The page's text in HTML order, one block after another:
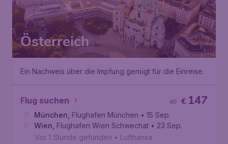
Österreich
Ein Nachweis über die Impfung genügt für die Einreise.
Flug suchen € 147
ab
München Flughafen München • 15 Sep.
Wien Flughafen Wien Schwechat • 23 Sep.
Vor 1 Stunde gefunden • Lufthansa